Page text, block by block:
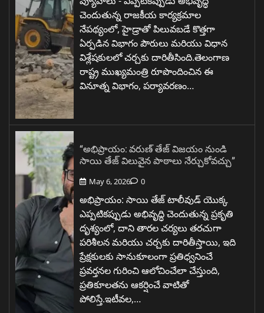
చెందుతున్న రాజకీయ కార్యక్రమాల
నేపథ్యంలో, హైడ్రాతో పిలువబడే కొత్తగా
ఏర్పడిన విభాగం పౌరులు మరియు విధాన
విశ్లేషకులలో చర్చకు దారితీసింది.తెలంగాణ
రాష్ట్ర ముఖ్యమంత్రి రూపొందించిన ఈ
వినూత్న విభాగం, పర్యావరణం…
“అభిప్రాయం: వరుణ్ తేజ్ విజయం నుండి
సాయి తేజ్ విలువైన పాఠాలు నేర్చుకోవచ్చు”
May 6, 2026 0
అభిప్రాయం: సాయి తేజ్ టాలీవుడ్ యొక్క
ఎప్పటికప్పుడు అభివృద్ధి చెందుతున్న ప్రకృతి
దృశ్యంలో, దాని తారల చర్యలు తరచుగా
పరిశీలన మరియు చర్చకు దారితీస్తాయి, ఇది
ప్రేక్షకులకు సానుకూలంగా ప్రతిధ్వనించే
ప్రవర్తనల గురించి ఆలోచించేలా చేస్తుంది,
ప్రతికూలతను ఆకర్షించే వాటితో
పోలిస్తే.ఇటీవల,…